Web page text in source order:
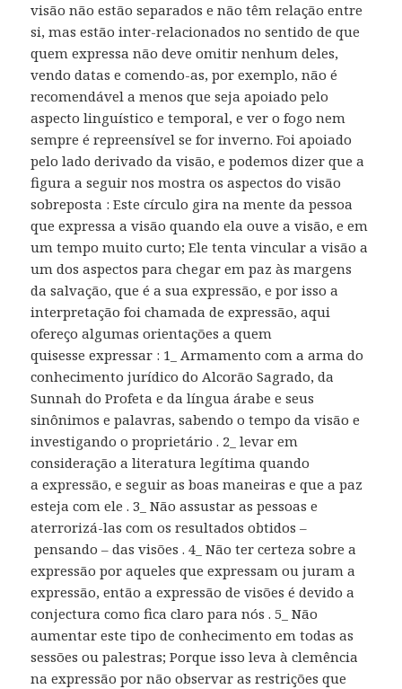
visão não estão separados e não têm relação entre
si, mas estão inter-relacionados no sentido de que
quem expressa não deve omitir nenhum deles,
vendo datas e comendo-as, por exemplo, não é
recomendável a menos que seja apoiado pelo
aspecto linguístico e temporal, e ver o fogo nem
sempre é repreensível se for inverno. Foi apoiado
pelo lado derivado da visão, e podemos dizer que a
figura a seguir nos mostra os aspectos do visão
sobreposta : Este círculo gira na mente da pessoa
que expressa a visão quando ela ouve a visão, e em
um tempo muito curto; Ele tenta vincular a visão a
um dos aspectos para chegar em paz às margens
da salvação, que é a sua expressão, e por isso a
interpretação foi chamada de expressão, aqui
ofereço algumas orientações a quem
quisesse expressar : 1_ Armamento com a arma do
conhecimento jurídico do Alcorão Sagrado, da
Sunnah do Profeta e da língua árabe e seus
sinônimos e palavras, sabendo o tempo da visão e
investigando o proprietário . 2_ levar em
consideração a literatura legítima quando
a expressão, e seguir as boas maneiras e que a paz
esteja com ele . 3_ Não assustar as pessoas e
aterrorizá-las com os resultados obtidos –
pensando – das visões . 4_ Não ter certeza sobre a
expressão por aqueles que expressam ou juram a
expressão, então a expressão de visões é devido a
conjectura como fica claro para nós . 5_ Não
aumentar este tipo de conhecimento em todas as
sessões ou palestras; Porque isso leva à clemência
na expressão por não observar as restrições que